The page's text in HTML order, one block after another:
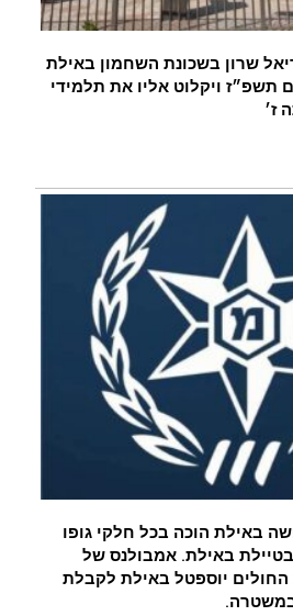
שרון בשכונת השחמון באילת
תשפ״ז ויקלוט אליו את תלמידי
ז׳
חופשה באילת הוכה בכל חלקי גופו
באילת. אמבולנס של
החולים יוספטל באילת לקבלת
במשטרה.